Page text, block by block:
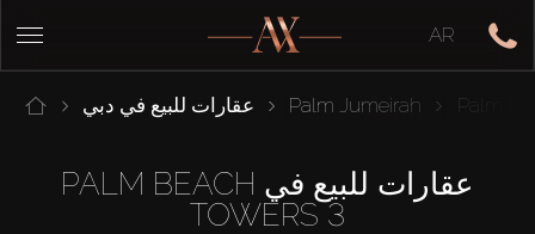
AR
عقارات للبيع في دبي Palm Jumeirah Palm
عقارات للبيع في PALM BEACH
TOWERS 3